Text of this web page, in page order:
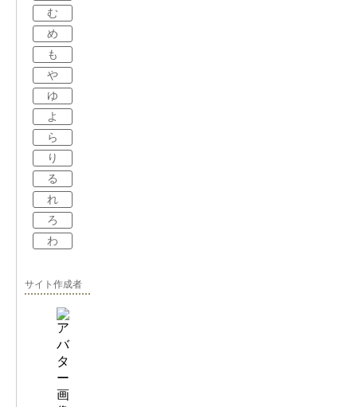
む
め
も
や
ゆ
よ
ら
り
る
れ
ろ
わ
サイト作成者